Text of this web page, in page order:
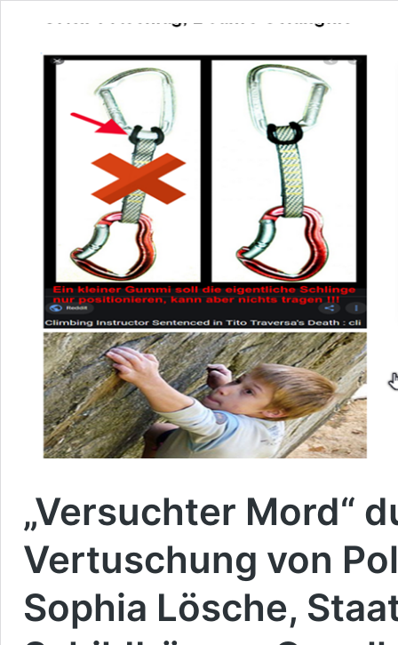
„Versuchter Mord“
Vertuschung von
Sophia Lösche,